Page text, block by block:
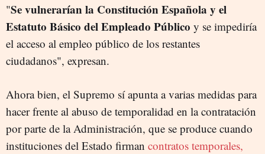
"Se vulnerarían la Constitución Española y el
Estatuto Básico del Empleado Público y se impediría
el acceso al empleo público de los restantes
ciudadanos", expresan.
Ahora bien, el Supremo sí apunta a varias medidas para
hacer frente al abuso de temporalidad en la contratación
por parte de la Administración, que se produce cuando
instituciones del Estado firman contratos temporales,